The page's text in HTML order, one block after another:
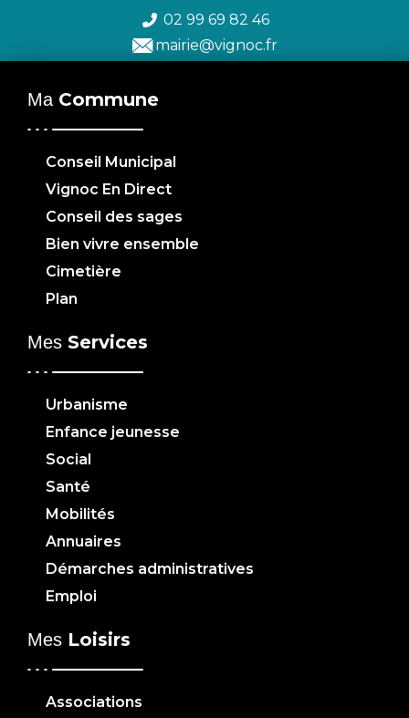
02 99 69 82 46
mairie@vignoc.fr
Ma Commune
Conseil Municipal
Vignoc En Direct
Conseil des sages
Bien vivre ensemble
Cimetière
Plan
Mes Services
Urbanisme
Enfance jeunesse
Social
Santé
Mobilités
Annuaires
Démarches administratives
Emploi
Mes Loisirs
Associations